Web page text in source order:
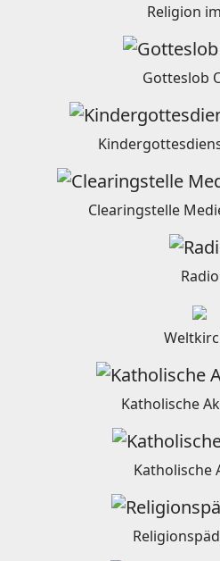
Religion
Gotteslob
Clearingstelle
Radio
Katholische
Katholische